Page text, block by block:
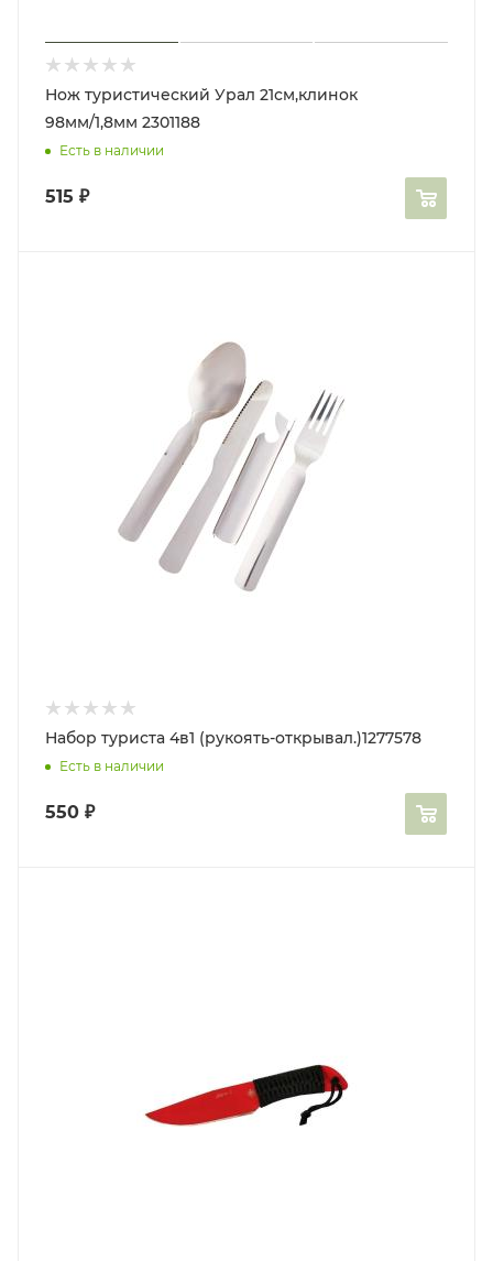
Нож туристический Урал 21см,клинок
98мм/1,8мм 2301188
Есть в наличии
515 ₽
Набор туриста 4в1 (рукоять-открывал.)1277578
Есть в наличии
550 ₽